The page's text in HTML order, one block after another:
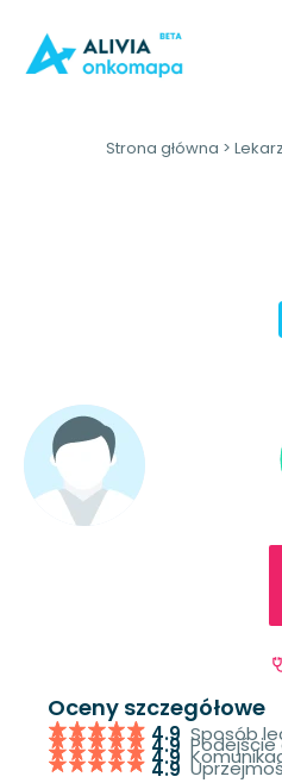
Strona główna >
Oceny szczegółowe
4.9 Sposób
4.9
4.9
4.9